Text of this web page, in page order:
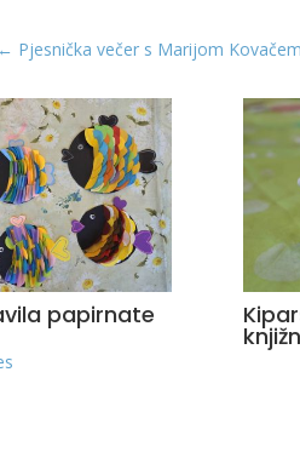
← Pjesnička večer s Marijom Kovačem
papirnate